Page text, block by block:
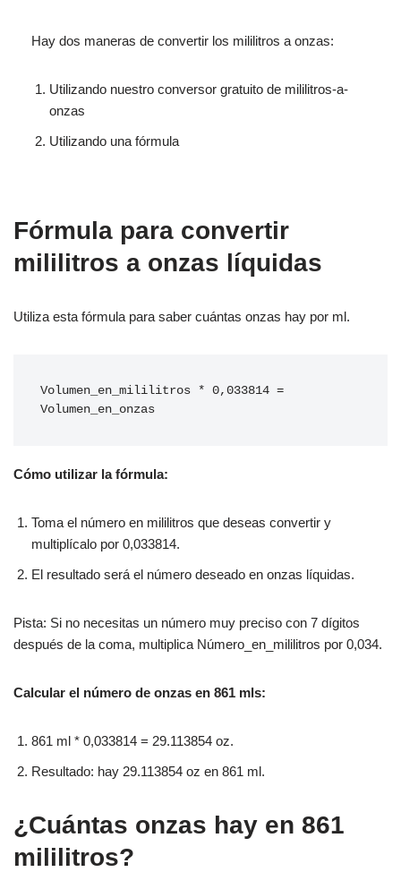
Hay dos maneras de convertir los mililitros a onzas:
Utilizando nuestro conversor gratuito de mililitros-a-
onzas
Utilizando una fórmula
Fórmula para convertir
mililitros a onzas líquidas
Utiliza esta fórmula para saber cuántas onzas hay por ml.
Volumen_en_mililitros * 0,033814 =
Volumen_en_onzas
Cómo utilizar la fórmula:
Toma el número en mililitros que deseas convertir y
multiplícalo por 0,033814.
El resultado será el número deseado en onzas líquidas.
Pista: Si no necesitas un número muy preciso con 7 dígitos
después de la coma, multiplica Número_en_mililitros por 0,034.
Calcular el número de onzas en 861 mls:
861 ml * 0,033814 = 29.113854 oz.
Resultado: hay 29.113854 oz en 861 ml.
¿Cuántas onzas hay en 861
mililitros?